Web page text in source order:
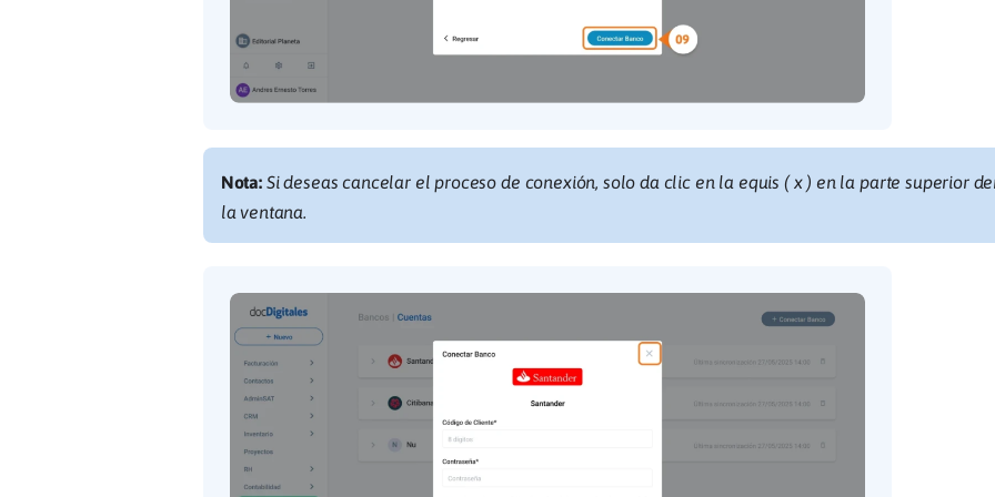
Nota: Si deseas cancelar el proceso de conexión, solo da clic en la equis ( x ) en la parte superior
la ventana.